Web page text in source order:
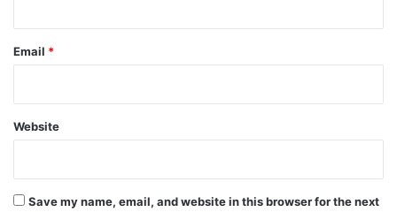
Email *
Website
Save my name, email, and website in this browser for the next